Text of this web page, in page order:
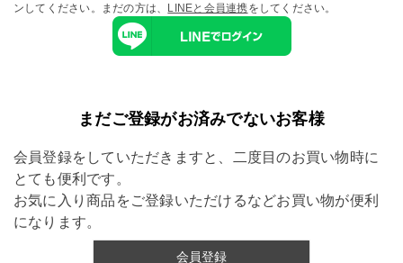
ンしてください。まだの方は、 LINEと会員連携をしてください。
まだご登録がお済みでないお客様
会員登録をしていただきますと、二度目のお買い物時に
とても便利です。
お気に入り商品をご登録いただけるなどお買い物が便利
になります。
会員登録